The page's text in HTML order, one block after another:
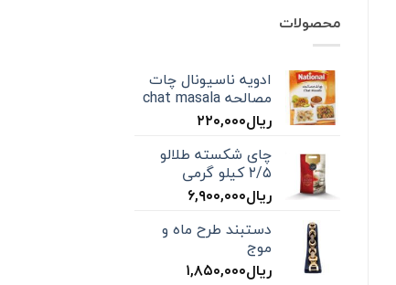
محصولات
ادویه ناسیونال چات
مصالحه chat masala
ریال۲۲۰,۰۰۰
چای شکسته طلالو
۲/۵ کیلو گرمی
ریال۶,۹۰۰,۰۰۰
دستبند طرح ماه و
موج
ریال۱,۸۵۰,۰۰۰